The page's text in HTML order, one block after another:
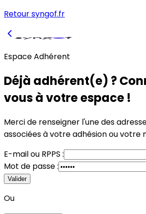
Retour syngof.fr
Espace Adhérent
Déjà adhérent(e) ?
vous à votre espace !
Merci de renseigner l'une des
associées à votre adhésionouvotre
E-mailou RPPS :
Mot de passe :
Valider
Ou